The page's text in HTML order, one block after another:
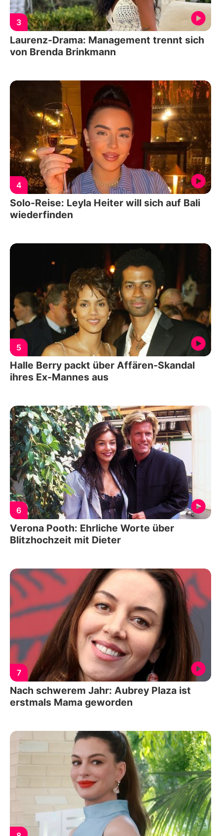
3
Laurenz-Drama: Management trennt sich
von Brenda Brinkmann
4
Solo-Reise: Leyla Heiter will sich auf Bali
wiederfinden
5
Halle Berry packt über Affären-Skandal
ihres Ex-Mannes aus
6
Verona Pooth: Ehrliche Worte über
Blitzhochzeit mit Dieter
7
Nach schwerem Jahr: Aubrey Plaza ist
erstmals Mama geworden